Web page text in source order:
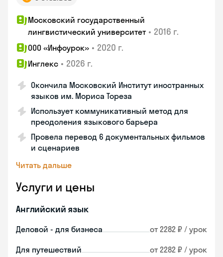
Московский государственный
лингвистический университет • 2016 г.
ООО «Инфоурок» • 2020 г.
Инглекс • 2026 г.
Окончила Московский Институт иностранных
языков им. Мориса Тореза
Использует коммуникативный метод для
преодоления языкового барьера
Провела перевод 6 документальных фильмов
и сценариев
Читать дальше
Услуги и цены
Английский язык
Деловой - для бизнеса от 2282 ₽ / урок
Для путешествий от 2282 ₽ / урок